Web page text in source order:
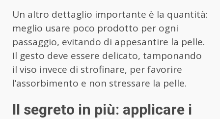
Un altro dettaglio importante è la quantità:
meglio usare poco prodotto per ogni
passaggio, evitando di appesantire la pelle.
Il gesto deve essere delicato, tamponando
il viso invece di strofinare, per favorire
l’assorbimento e non stressare la pelle.
Il segreto in più: applicare i